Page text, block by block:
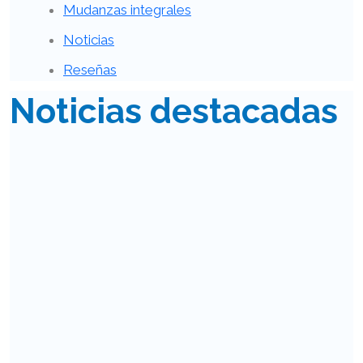
Mudanzas integrales
Noticias
Reseñas
Noticias destacadas